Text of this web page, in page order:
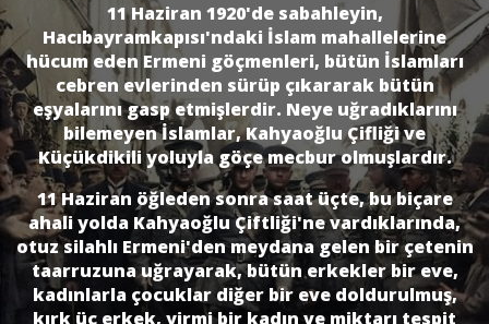
11 Haziran 1920'de sabahleyin,
Hacıbayramkapısı'ndaki İslam mahallelerine
hücum eden Ermeni göçmenleri, bütün İslamları
cebren evlerinden sürüp çıkararak bütün
eşyalarını gasp etmişlerdir. Neye uğradıklarını
bilemeyen İslamlar, Kahyaoğlu Çifliği ve
Küçükdikili yoluyla göçe mecbur olmuşlardır.
11 Haziran öğleden sonra saat üçte, bu biçare
ahali yolda Kahyaoğlu Çiftliği'ne vardıklarında,
otuz silahlı Ermeni'den meydana gelen bir çetenin
taarruzuna uğrayarak, bütün erkekler bir eve,
kadınlarla çocuklar diğer bir eve doldurulmuş,
kırk üç erkek, yirmi bir kadın ve miktarı tespit